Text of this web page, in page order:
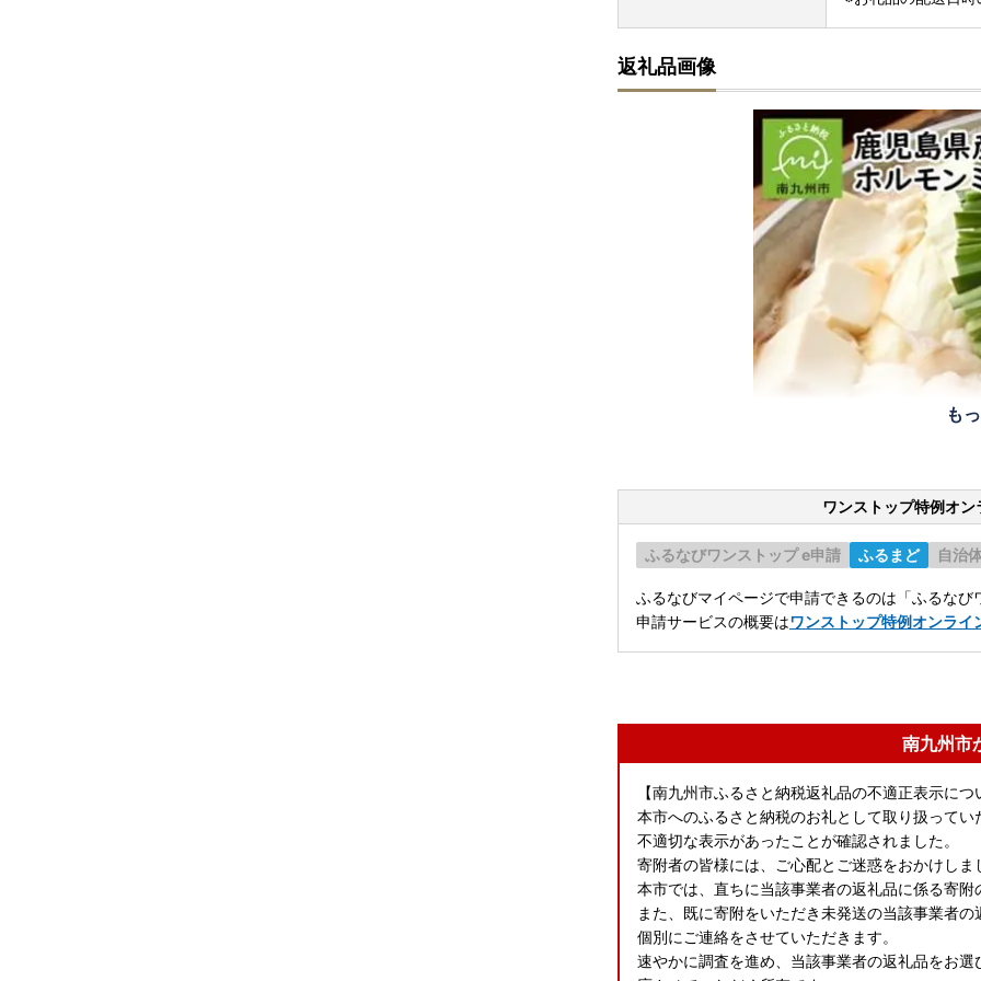
返礼品画像
も
ワンストップ特例オン
ふるなびワンストップ e申請 ふるまど 自治
ふるなびマイページで申請できるのは「ふるな
申請サービスの概要はワンストップ特例オンライ
南九州市
【南九州市ふるさと納税返礼品の不適正表示に
本市へのふるさと納税のお礼として取り扱って
不適切な表示があったことが確認されました。
寄附者の皆様には、ご心配とご迷惑をおかけし
本市では、直ちに当該事業者の返礼品に係る寄
また、既に寄附をいただき未発送の当該事業者
個別にご連絡をさせていただきます。
速やかに調査を進め、当該事業者の返礼品をお